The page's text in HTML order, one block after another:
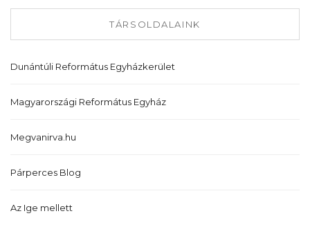
TÁRSOLDALAINK
Dunántúli Református Egyházkerület
Magyarországi Református Egyház
Megvanirva.hu
Párperces Blog
Az Ige mellett